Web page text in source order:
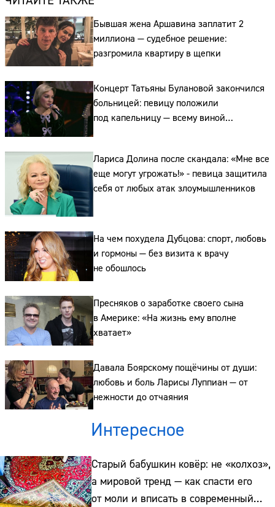
Бывшая жена Аршавина заплатит 2
миллиона — судебное решение:
разгромила квартиру в щепки
Концерт Татьяны Булановой закончился
больницей: певицу положили
под капельницу — всему виной
напряжённый график
Лариса Долина после скандала: «Мне все
еще могут угрожать!» - певица защитила
себя от любых атак злоумышленников
На чем похудела Дубцова: спорт, любовь
и гормоны — без визита к врачу
не обошлось
Пресняков о заработке своего сына
в Америке: «На жизнь ему вполне
хватает»
Давала Боярскому пощёчины от души:
любовь и боль Ларисы Луппиан — от
нежности до отчаяния
Интересное
Старый бабушкин ковёр: не «колхоз»,
а мировой тренд — как спасти его
от моли и вписать в современный
Адрес:
Телефон: